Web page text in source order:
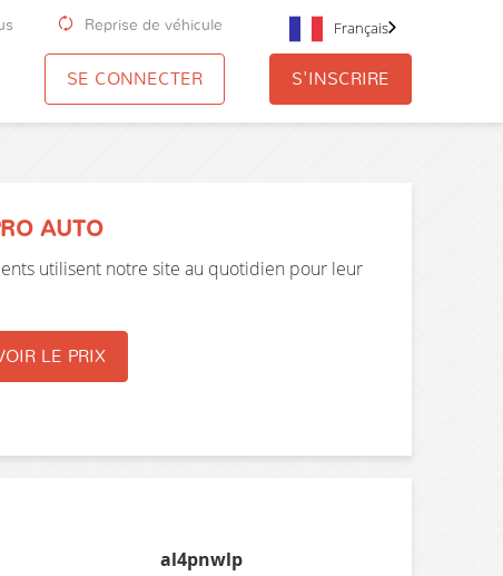
Reprise de véhicule Français
SE CONNECTER S'INSCRIRE
AUTO
utilisent notre site au quotidien pour leur
LE PRIX
al4pnwlp